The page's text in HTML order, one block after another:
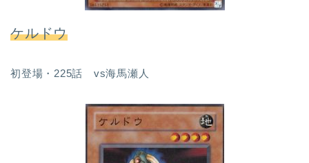
ケルドウ
初登場・225話 vs海馬瀬人